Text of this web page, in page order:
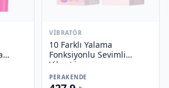
VIBRATÖR
10 Farklı Yalama
Fonksiyonlu Sevimli
Vibratör
PERAKENDE